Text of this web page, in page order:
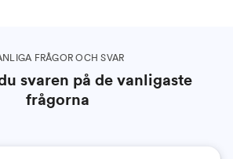
FRÅGOR OCH SVAR
svaren på de vanligaste
frågorna